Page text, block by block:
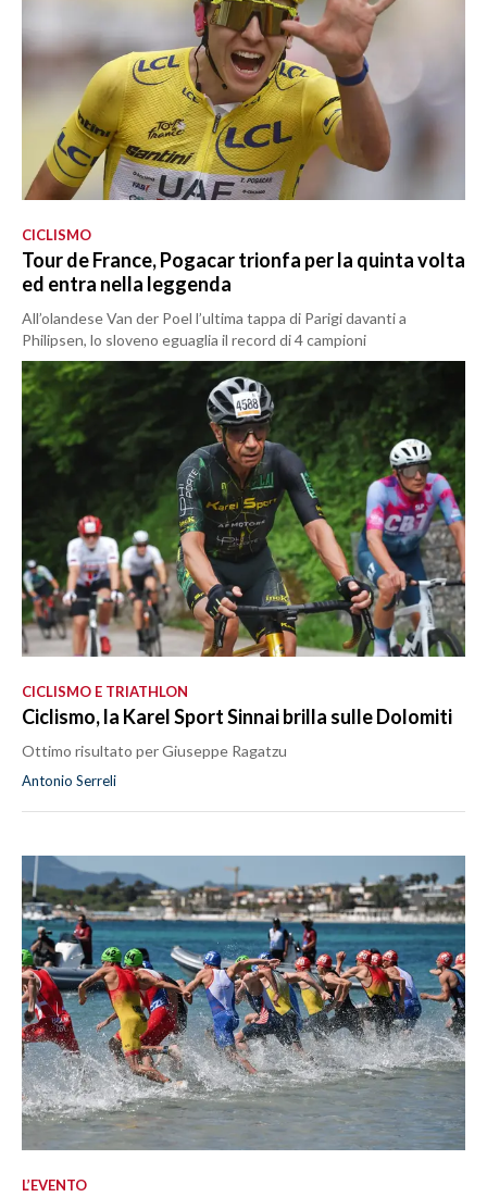
CICLISMO
Tour de France, Pogacar trionfa per la quinta volta
ed entra nella leggenda
All’olandese Van der Poel l’ultima tappa di Parigi davanti a
Philipsen, lo sloveno eguaglia il record di 4 campioni
CICLISMO E TRIATHLON
Ciclismo, la Karel Sport Sinnai brilla sulle Dolomiti
Ottimo risultato per Giuseppe Ragatzu
Antonio Serreli
L’EVENTO